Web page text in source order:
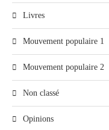
Livres
Mouvement populaire 1
Mouvement populaire 2
Non classé
Opinions